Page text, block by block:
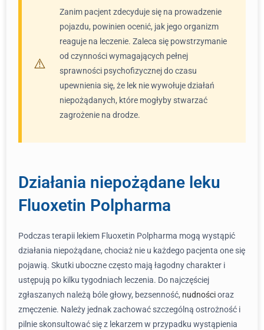
Zanim pacjent zdecyduje się na prowadzenie
pojazdu, powinien ocenić, jak jego organizm
reaguje na leczenie. Zaleca się powstrzymanie
od czynności wymagających pełnej
sprawności psychofizycznej do czasu
upewnienia się, że lek nie wywołuje działań
niepożądanych, które mogłyby stwarzać
zagrożenie na drodze.
Działania niepożądane leku
Fluoxetin Polpharma
Podczas terapii lekiem Fluoxetin Polpharma mogą wystąpić
działania niepożądane, chociaż nie u każdego pacjenta one się
pojawią. Skutki uboczne często mają łagodny charakter i
ustępują po kilku tygodniach leczenia. Do najczęściej
zgłaszanych należą bóle głowy, bezsenność, nudnościoraz
zmęczenie. Należy jednak zachować szczególną ostrożność i
pilnie skonsultować się z lekarzem w przypadku wystąpienia